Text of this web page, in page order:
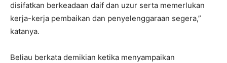
disifatkan berkeadaan daif dan uzur serta memerlukan
kerja-kerja pembaikan dan penyelenggaraan segera,”
katanya.
Beliau berkata demikian ketika menyampaikan